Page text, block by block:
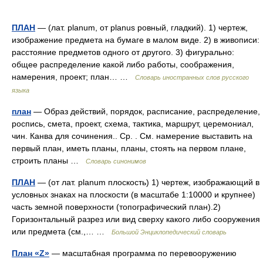
ПЛАН — (лат. planum, от planus ровный, гладкий). 1) чертеж,
изображение предмета на бумаге в малом виде. 2) в живописи:
расстояние предметов одного от другого. 3) фигурально:
общее распределение какой либо работы, соображения,
намерения, проект; план… …
Словарь иностранных слов русского
языка
план — Образ действий, порядок, расписание, распределение,
роспись, смета, проект, схема, тактика, маршрут, церемониал,
чин. Канва для сочинения.. Ср. . См. намерение выставить на
первый план, иметь планы, планы, стоять на первом плане,
строить планы …
Словарь синонимов
ПЛАН — (от лат. planum плоскость) 1) чертеж, изображающий в
условных знаках на плоскости (в масштабе 1:10000 и крупнее)
часть земной поверхности (топографический план).2)
Горизонтальный разрез или вид сверху какого либо сооружения
или предмета (см.,… …
Большой Энциклопедический словарь
План «Z» — масштабная программа по перевооружению